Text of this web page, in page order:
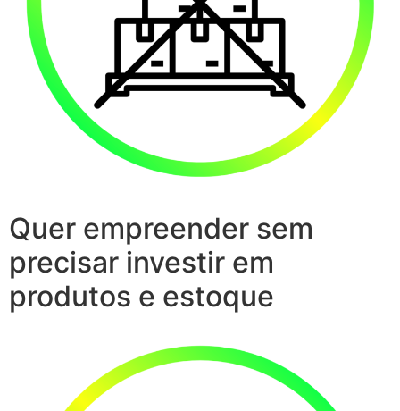
Quer empreender sem
precisar investir em
produtos e estoque